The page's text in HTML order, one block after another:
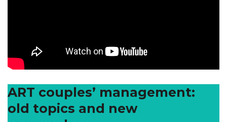
ART couples’ management:
old topics and new